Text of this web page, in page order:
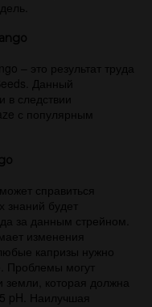
– это результат труда
Данный
в следствии
с популярным
справиться
знаний будет
за данным стрейном.
изменения
капризы нужно
Проблемы могут
земли, которая должна
pH. Наилучшая